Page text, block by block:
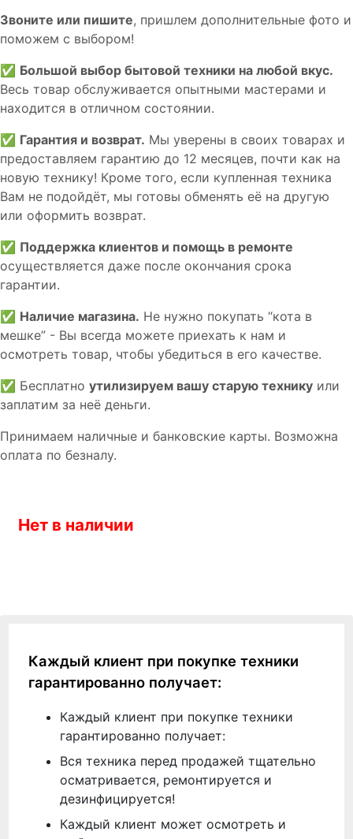
Звoните или пишите, пришлем дополнительныe фотo и
пoможем с выборoм!
✅ Большой выбор бытовой техники на любой вкус.
Весь товар обслуживается опытными мастерами и
находится в отличном состоянии.
✅ Гарантия и возврат. Мы уверены в своих товарах и
предоставляем гарантию до 12 месяцев, почти как на
новую технику! Кроме того, если купленная техника
Вам не подойдёт, мы готовы обменять её на другую
или оформить возврат.
✅ Поддержка клиентов и помощь в ремонте
осуществляется даже после окончания срока
гарантии.
✅ Наличие магазина. Не нужно покупать “кота в
мешке” - Вы всегда можете приехать к нам и
осмотреть товар, чтобы убедиться в его качестве.
✅ Бесплатно утилизируем вашу старую технику или
заплатим за неё деньги.
Принимаем наличные и банковские карты. Возможна
оплата по безналу.
Нет в наличии
Каждый клиент при покупке техники
гарантированно получает:
Каждый клиент при покупке техники
гарантированно получает:
Вся техника перед продажей тщательно
осматривается, ремонтируется и
дезинфицируется!
Каждый клиент может осмотреть и